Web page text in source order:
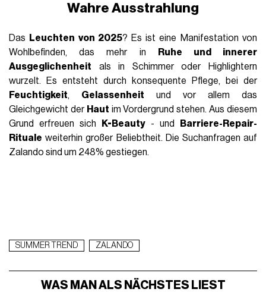
Wahre Ausstrahlung
Das Leuchten von 2025? Es ist eine Manifestation von
Wohlbefinden, das mehr in
Ruhe und innerer
Ausgeglichenheit als in Schimmer oder Highlightern
wurzelt. Es entsteht durch konsequente Pflege, bei der
Feuchtigkeit, Gelassenheit und vor allem das
Gleichgewicht der Haut im Vordergrund stehen. Aus diesem
Grund erfreuen sich
K-Beauty - und
Barriere-Repair-
Rituale weiterhin großer Beliebtheit. Die Suchanfragen auf
Zalando sind um 248% gestiegen.
SUMMER TREND ZALANDO
WAS MAN ALS NÄCHSTES LIEST